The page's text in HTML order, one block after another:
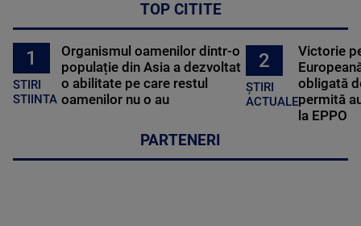
TOP CITITE
1
STIRI
STIINTA
Organismul oamenilor dintr-o
populație din Asia a dezvoltat
o abilitate pe care restul
oamenilor nu o au
2
ȘTIRI
ACTUALE
Victorie
obligată
permită
la EPPO
PARTENERI